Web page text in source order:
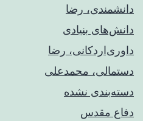
دانشمندی، رضا
دانش‌های بنیادی
داوری‌اردکانی، رضا
دستمالی، محمدعلی
دسته‌بندی نشده
دفاع مقدس